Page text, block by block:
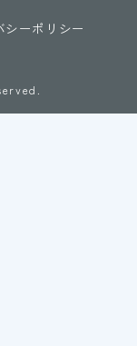
シーポリシー